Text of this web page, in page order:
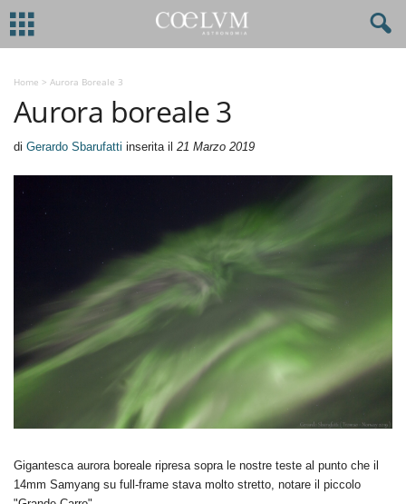
Home > Aurora Boreale 3
Aurora boreale 3
di Gerardo Sbarufatti inserita il 21 Marzo 2019
Gigantesca aurora boreale ripresa sopra le nostre teste al punto che il
14mm Samyang su full-frame stava molto stretto, notare il piccolo